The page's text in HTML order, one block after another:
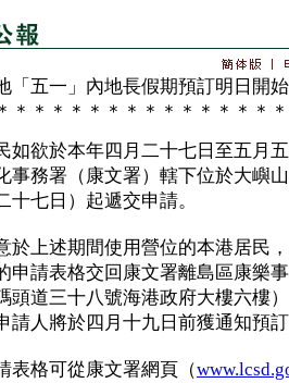
「五一」內地長假期預訂明日開始
＊＊＊＊＊＊＊＊＊＊＊＊＊＊＊
欲於本年四月二十七日至五月五
事務署（康文署）轄下位於大嶼
十七日）起遞交申請。
上述期間使用營位的本港居民，
申請表格交回康文署離島區康樂
頭道三十八號海港政府大樓六樓
請人將於四月十九日前獲通知預
格可從康文署網頁（